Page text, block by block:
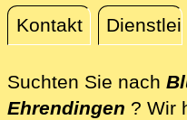
Kontakt
Suchten Sie nach
Ehrendingen ? Wir